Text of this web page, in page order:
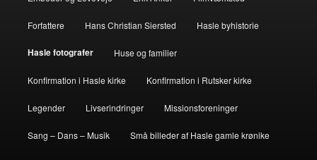
Forfattere Hans Christian Siersted Hasle byhistorie
Hasle fotografer Huse og familier
Konfirmation i Hasle kirke Konfirmation i Rutsker kirke
Legender Livserindringer Missionsforeninger
Sang – Dans – Musik Små billeder af Hasle gamle krønike